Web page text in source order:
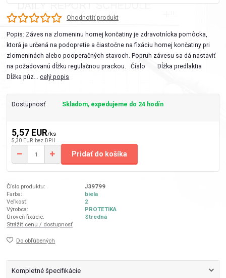
Ohodnotiť produkt
Popis: Záves na zlomeninu hornej končatiny je zdravotnícka pomôcka,
ktorá je určená na podopretie a čiastočne na fixáciu hornej končatiny pri
zlomeninách alebo pooperačných stavoch. Popruh závesu sa dá nastaviť
na požadovanú dĺžku regulačnou prackou. Číslo Dĺžka predlaktia
Dĺžka púz...celý popis
Dostupnosť Skladom, expedujeme do 24 hodín
5,57 EUR/ks
5,30 EUR bez DPH
Pridať do košíka
Číslo produktu:
J39799
Farba:
biela
Veľkosť:
2
Výrobca:
PROTETIKA
Úroveň fixácie:
Stredná
Strážiť cenu / dostupnosť
Do obľúbených
Kompletné špecifikácie